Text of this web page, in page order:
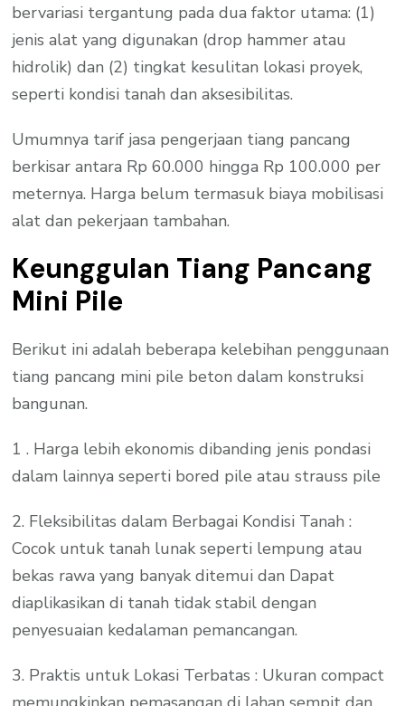
bervariasi tergantung pada dua faktor utama: (1)
jenis alat yang digunakan (drop hammer atau
hidrolik) dan (2) tingkat kesulitan lokasi proyek,
seperti kondisi tanah dan aksesibilitas.
Umumnya tarif jasa pengerjaan tiang pancang
berkisar antara Rp 60.000 hingga Rp 100.000 per
meternya. Harga belum termasuk biaya mobilisasi
alat dan pekerjaan tambahan.
Keunggulan Tiang Pancang
Mini Pile
Berikut ini adalah beberapa kelebihan penggunaan
tiang pancang mini pile beton dalam konstruksi
bangunan.
1 . Harga lebih ekonomis dibanding jenis pondasi
dalam lainnya seperti bored pile atau strauss pile
2. Fleksibilitas dalam Berbagai Kondisi Tanah :
Cocok untuk tanah lunak seperti lempung atau
bekas rawa yang banyak ditemui dan Dapat
diaplikasikan di tanah tidak stabil dengan
penyesuaian kedalaman pemancangan.
3. Praktis untuk Lokasi Terbatas : Ukuran compact